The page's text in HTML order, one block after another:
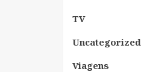
TV
Uncategorized
Viagens